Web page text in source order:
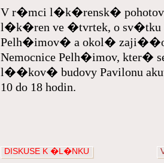
V r�mci l�k�rensk�
l�k�ren ve �tvrtek, o
Pelh�imov� a okol�
Nemocnice Pelh�imov,
l��kov� budovy Pavilonu
10 do 18 hodin.
DISKUSE K �L�NKU